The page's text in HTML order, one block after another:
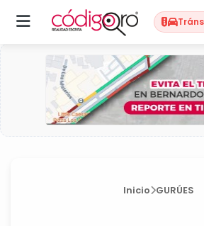
Inicio GURÚES